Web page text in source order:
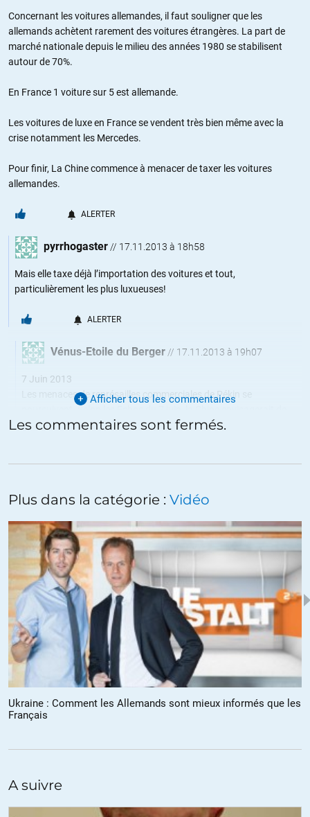
Concernant les voitures allemandes, il faut souligner que les
allemands achètent rarement des voitures étrangères. La part de
marché nationale depuis le milieu des années 1980 se stabilisent
autour de 70%.
En France 1 voiture sur 5 est allemande.
Les voitures de luxe en France se vendent très bien même avec la
crise notamment les Mercedes.
Pour finir, La Chine commence à menacer de taxer les voitures
allemandes.
ALERTER
pyrrhogaster// 17.11.2013 à 18h58
Mais elle taxe déjà l’importation des voitures et tout,
particulièrement les plus luxueuses!
ALERTER
Vénus-Etoile du Berger // 17.11.2013 à 19h07
7 Juin 2013
Les menaces de représailles commerciales de Pékin se
taxer les véhicules européens haut de gamme, ce qui reviendrait à
importations de voitures haut de gamme européennes. Une
aurait ainsi été déposée auprès du ministère chinois du
Commerce par des acteurs locaux ».
http://www.bfmtv.com/economie/apres-vin-chine-menace-taxer-
voitures-allemandes-532286.html
ALERTER
Vénus-Etoile du Berger// 17.11.2013 à 19h33
Pour rappel, en 2011 la Chine avait fortement révisé à la baisse
les taxes douanières sur l’importation des produits de luxe pour
les chinois achètent en Chine et pas à l’étranger.
pyrrhogaster 18.11.2013 à 00h06
Afficher tous les commentaires
Les commentaires sont fermés.
Plus dans la catégorie : Vidéo
Ukraine : Comment les Allemands sont mieux informés que les
Français
A suivre